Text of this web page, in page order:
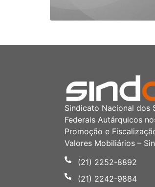
Sindicato Nacional dos
Federais Autárquicos
Promoção e
Valores Mobiliários –
(21) 2252-8892
(21) 2242-9884